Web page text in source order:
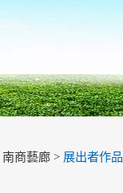
南商藝廊 > 展出者作品